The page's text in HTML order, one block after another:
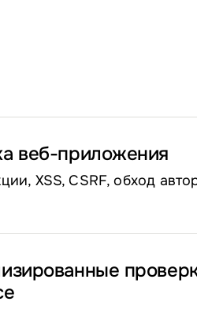
веб-приложения
XSS, CSRF, обход